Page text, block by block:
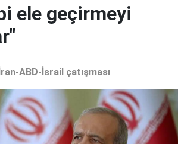
ele geçirmeyi
ABD-İsrail çatışması